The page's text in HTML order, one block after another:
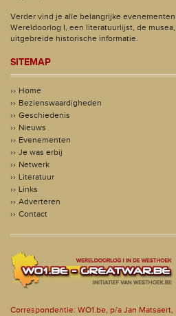
Verder vind je alle belangrijke
Wereldoorlog I, een literatuurlijst, de
uitgebreide historische informatie.
SITEMAP
Home
Bezienswaardigheden
Geschiedenis
Nieuws
Evenementen
Je was erbij
Netwerk
Literatuur
Links
Adverteren
Contact
Correspondentie: WO1.be, p/a Jan Matsaert,